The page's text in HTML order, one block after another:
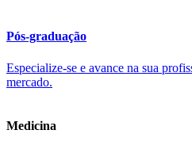
Pós-graduação
Especialize-se e avance na sua
mercado.
Medicina